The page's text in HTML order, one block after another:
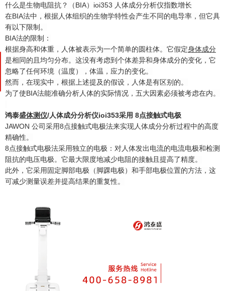
什么是生物电阻抗？（BIA）ioi353 人体成分分析仪指数增长
在BIA法中，根据人体组织的生物学特性会产生不同的电导率，但它具
有以下限制。
BIA法的限制：
根据身高和体重，人体被表示为一个简单的圆柱体。它假定身体成分
是相同的且均匀分布。这没有考虑到个体差异和身体成分的变化，它
忽略了任何环境（温度），体温，应力的变化。
然而，在现实中，根据上述提及的假设，人体是有区别的。
为了使BIA法能准确分析人体的实际情况，五大因素必须被考虑在内。
鸿泰盛体测仪/人体成分分析仪ioi353采用 8点接触式电极
JAWON 公司采用8点接触式电极法来实现人体成分分析过程中的高度
精确性。
8点接触式电极法采用独立的电极：对人体发出电流的电流电极和检测
阻抗的电压电极。它最大限度地减少电阻的接触且提高了精度。
此外，它采用固定脚部电极（脚踝电极）和手部电极位置的方法，这
可减少测量误差并提高结果的重复性。